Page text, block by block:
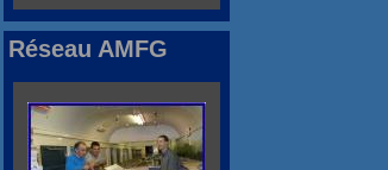
Réseau AMFG